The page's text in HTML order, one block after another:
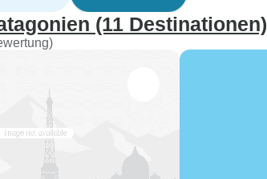
(11 Destinationen)